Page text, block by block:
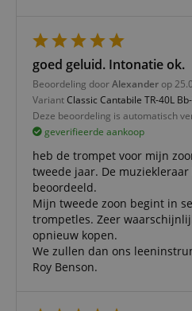
goed geluid. Intonatie ok.
Beoordeling doorAlexander op
VariantClassic Cantabile TR-40L
Deze beoordeling is automatisch
geverifieerde aankoop
heb de trompet voor mijn
tweede jaar. De
beoordeeld.
Mijn tweede zoon begint in
trompetles. Zeer
opnieuw kopen.
We zullen dan ons
Roy Benson.
session-id-apay
FPGSID